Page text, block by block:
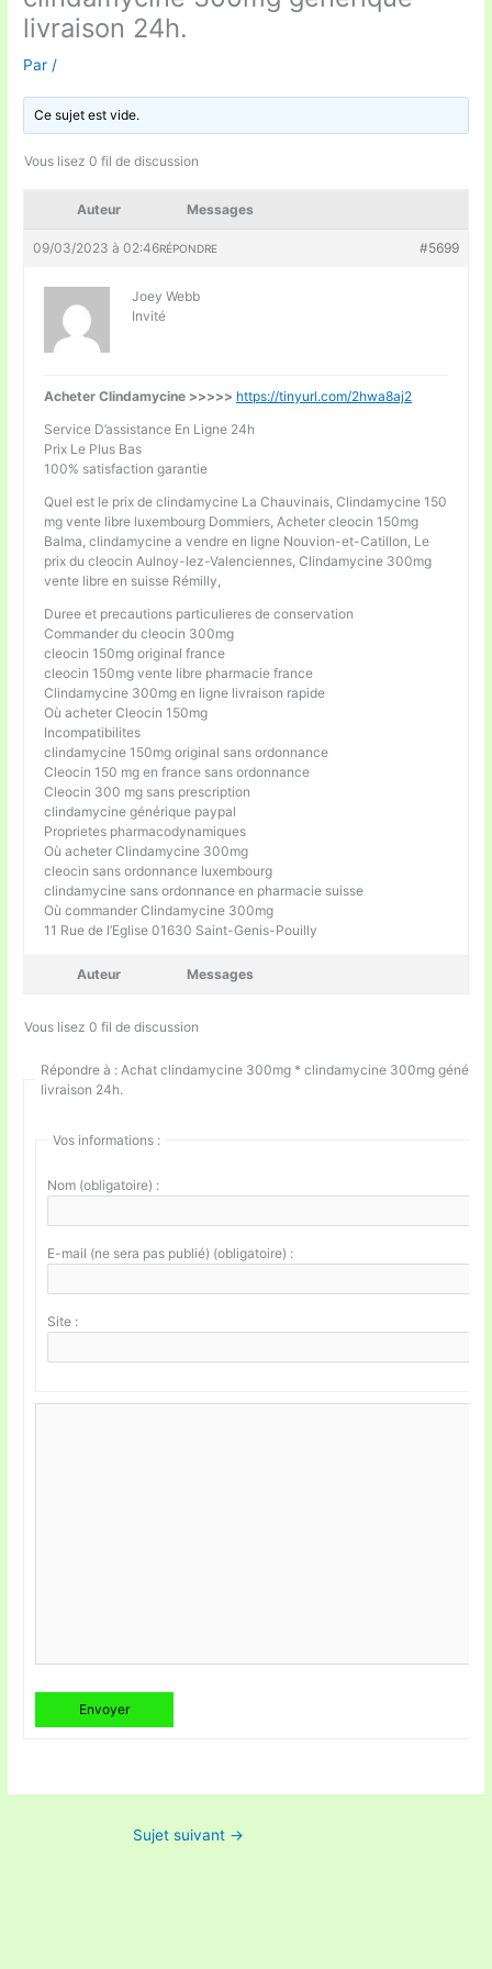
livraison 24h.
Par /
Ce sujet est vide.
Vous lisez 0 fil de discussion
Auteur Messages
09/03/2023 à 02:46 #5699
RÉPONDRE
Joey Webb
Invité
Acheter Clindamycine >>>>> https://tinyurl.com/2hwa8aj2
Service D’assistance En Ligne 24h
Prix Le Plus Bas
100% satisfaction garantie
Quel est le prix de clindamycine La Chauvinais, Clindamycine 150
mg vente libre luxembourg Dommiers, Acheter cleocin 150mg
Balma, clindamycine a vendre en ligne Nouvion-et-Catillon, Le
prix du cleocin Aulnoy-lez-Valenciennes, Clindamycine 300mg
vente libre en suisse Rémilly,
Duree et precautions particulieres de conservation
Commander du cleocin 300mg
cleocin 150mg original france
cleocin 150mg vente libre pharmacie france
Clindamycine 300mg en ligne livraison rapide
Où acheter Cleocin 150mg
Incompatibilites
clindamycine 150mg original sans ordonnance
Cleocin 150 mg en france sans ordonnance
Cleocin 300 mg sans prescription
clindamycine générique paypal
Proprietes pharmacodynamiques
Où acheter Clindamycine 300mg
cleocin sans ordonnance luxembourg
clindamycine sans ordonnance en pharmacie suisse
Où commander Clindamycine 300mg
11 Rue de l’Eglise 01630 Saint-Genis-Pouilly
Auteur Messages
Vous lisez 0 fil de discussion
Répondre à : Achat clindamycine 300mg * clindamycine 300mg
livraison 24h.
Vos informations :
Nom (obligatoire) :
E-mail (ne sera pas publié) (obligatoire) :
Site :
Envoyer
Sujet suivant →